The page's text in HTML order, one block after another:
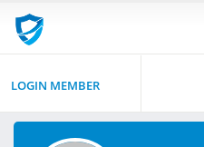
LOGIN MEMBER